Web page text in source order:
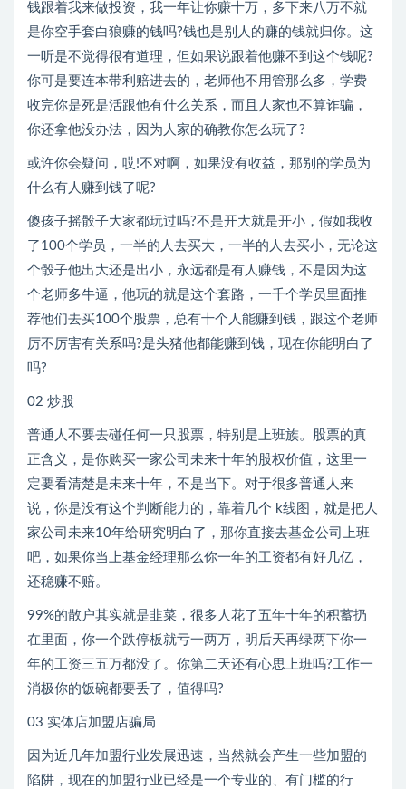
钱跟着我来做投资，我一年让你赚十万，多下来八万不就
是你空手套白狼赚的钱吗?钱也是别人的赚的钱就归你。这
一听是不觉得很有道理，但如果说跟着他赚不到这个钱呢?
你可是要连本带利赔进去的，老师他不用管那么多，学费
收完你是死是活跟他有什么关系，而且人家也不算诈骗，
你还拿他没办法，因为人家的确教你怎么玩了?
或许你会疑问，哎!不对啊，如果没有收益，那别的学员为
什么有人赚到钱了呢?
傻孩子摇骰子大家都玩过吗?不是开大就是开小，假如我收
了100个学员，一半的人去买大，一半的人去买小，无论这
个骰子他出大还是出小，永远都是有人赚钱，不是因为这
个老师多牛逼，他玩的就是这个套路，一千个学员里面推
荐他们去买100个股票，总有十个人能赚到钱，跟这个老师
厉不厉害有关系吗?是头猪他都能赚到钱，现在你能明白了
吗?
02 炒股
普通人不要去碰任何一只股票，特别是上班族。股票的真
正含义，是你购买一家公司未来十年的股权价值，这里一
定要看清楚是未来十年，不是当下。对于很多普通人来
说，你是没有这个判断能力的，靠着几个 k线图，就是把人
家公司未来10年给研究明白了，那你直接去基金公司上班
吧，如果你当上基金经理那么你一年的工资都有好几亿，
还稳赚不赔。
99%的散户其实就是韭菜，很多人花了五年十年的积蓄扔
在里面，你一个跌停板就亏一两万，明后天再绿两下你一
年的工资三五万都没了。你第二天还有心思上班吗?工作一
消极你的饭碗都要丢了，值得吗?
03 实体店加盟店骗局
因为近几年加盟行业发展迅速，当然就会产生一些加盟的
陷阱，现在的加盟行业已经是一个专业的、有门槛的行